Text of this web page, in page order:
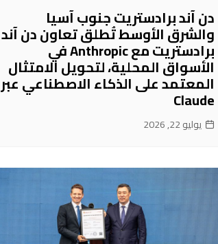
دن آند برادستريت جنوب آسيا
والشرق الأوسط تُطلق تعاون دن آند
برادستريت مع Anthropic في
الأسواق المحلية، لتحويل الامتثال
المعتمد على الذكاء الاصطناعي عبر
Claude
يوليو 22, 2026